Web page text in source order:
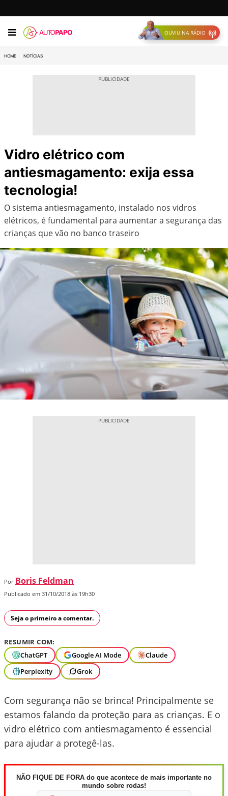
OUVIU NA RÁDIO
HOME NOTÍCIAS
Vidro elétrico com
antiesmagamento: exija essa
tecnologia!
O sistema antiesmagamento, instalado nos vidros
elétricos, é fundamental para aumentar a segurança das
crianças que vão no banco traseiro
Por Boris Feldman
Publicado em 31/10/2018 às 19h30
Seja o primeiro a comentar.
RESUMIR COM:
ChatGPT
Google AI Mode
Claude
Perplexity
Grok
Com segurança não se brinca! Principalmente se
estamos falando da proteção para as crianças. E o
vidro elétrico com antiesmagamento é essencial
para ajudar a protegê-las.
NÃO FIQUE DE FORA do que acontece de mais importante no
mundo sobre rodas!